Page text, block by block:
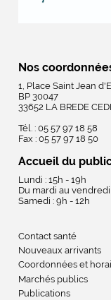
Nos
1, Place Saint Jean
BP 30047
33652 LA BREDE
Tél. : 05 57 97 18 58
Fax : 05 57 97 18 50
Accueil du
Lundi : 15h - 19h
Du mardi au
Samedi : 9h - 12h
Contact santé
Nouveaux arrivants
Coordonnées et
Marchés publics
Publications